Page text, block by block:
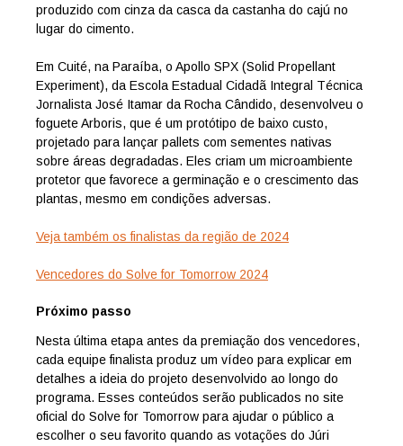
produzido com cinza da casca da castanha do cajú no
lugar do cimento.
Em Cuité, na Paraíba, o Apollo SPX (Solid Propellant
Experiment), da Escola Estadual Cidadã Integral Técnica
Jornalista José Itamar da Rocha Cândido, desenvolveu o
foguete Arboris, que é um protótipo de baixo custo,
projetado para lançar pallets com sementes nativas
sobre áreas degradadas. Eles criam um microambiente
protetor que favorece a germinação e o crescimento das
plantas, mesmo em condições adversas.
Veja também os finalistas da região de 2024
Vencedores do Solve for Tomorrow 2024
Próximo passo
Nesta última etapa antes da premiação dos vencedores,
cada equipe finalista produz um vídeo para explicar em
detalhes a ideia do projeto desenvolvido ao longo do
programa. Esses conteúdos serão publicados no site
oficial do Solve for Tomorrow para ajudar o público a
escolher o seu favorito quando as votações do Júri